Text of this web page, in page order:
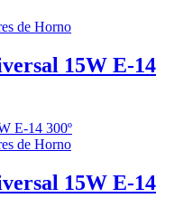
de Horno
15W E-14
de Horno
15W E-14